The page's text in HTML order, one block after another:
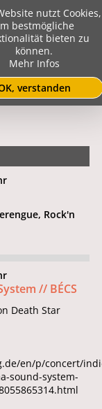
Rock'n
// BÉCS
Death Star
en/p/concert/
sound-system-
nutzt Cookies,
bestmögliche
bieten zu
können.
Mehr Infos
verstanden